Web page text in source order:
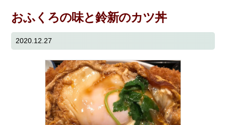
おふくろの味と鈴新のカツ丼
2020.12.27